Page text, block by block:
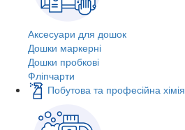
Аксесуари для дошок
Дошки маркерні
Дошки пробкові
Фліпчарти
Побутова та професійна хімія